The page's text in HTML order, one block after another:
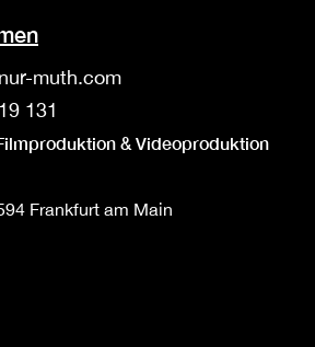
muth.com
131
& Videoproduktion
Frankfurt am Main